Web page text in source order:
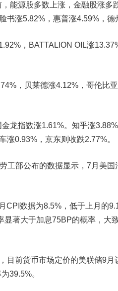
源股多数上涨，金融股涨多
书涨5.82%，惠普涨4.59%，德
，BATTALION OIL涨
，贝莱德涨4.12%，哥伦比
指数涨1.61%。知乎涨
涨0.93%，京东则收跌2.77%。
部公布的数据显示，7月美国
CPI数据为8.5%，低于上月的
著大于加息75BP的概率，大
前货币市场定价的美联储9月
39.5%。